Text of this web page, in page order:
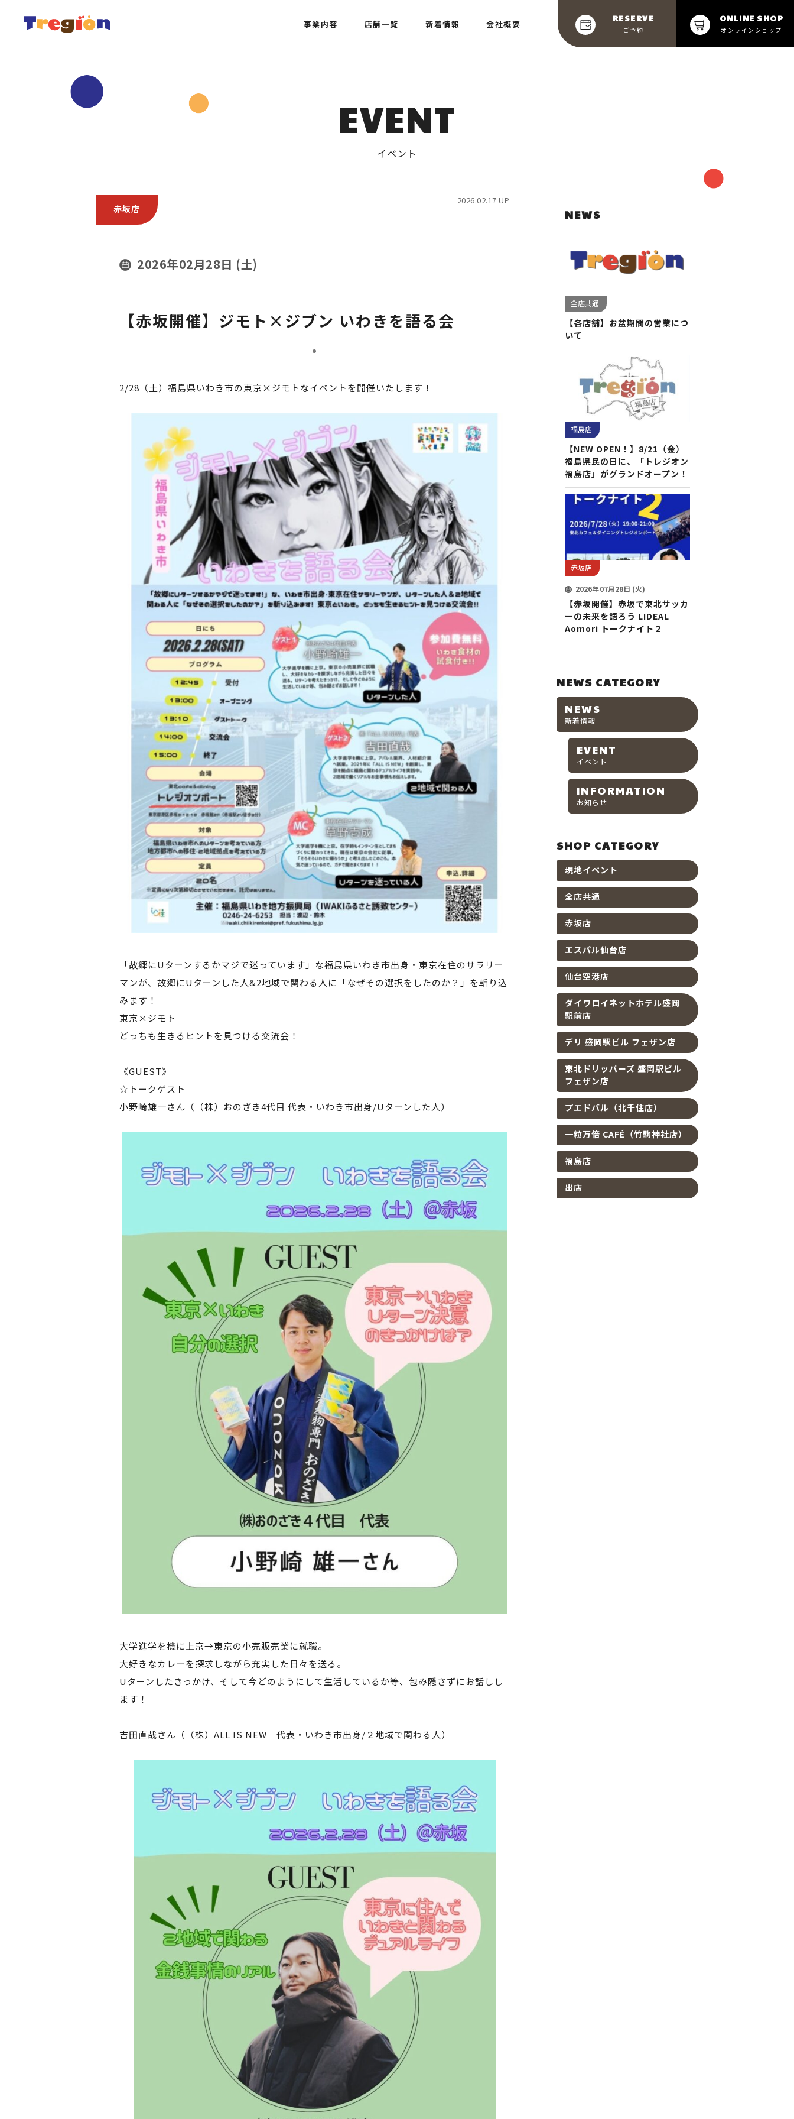
事業内容 店舗一覧 新着情報 会社概要 RESERVE
ご予約
ONLINE SHOP
オンラインショップ
EVENT
イベント
赤坂店
2026.02.17 UP
2026年02月28日 (土)
【赤坂開催】ジモト×ジブン いわきを語る会
2/28（土）福島県いわき市の東京×ジモトなイベントを開催いたします！
「故郷にUターンするかマジで迷っています」な福島県いわき市出身・東京在住のサラリー
マンが、故郷にUターンした人&2地域で関わる人に「なぜその選択をしたのか？」を斬り込
みます！
東京×ジモト
どっちも生きるヒントを見つける交流会！
《GUEST》
☆トークゲスト
小野崎雄一さん（（株）おのざき4代目 代表・いわき市出身/Uターンした人）
大学進学を機に上京→東京の小売販売業に就職。
大好きなカレーを探求しながら充実した日々を送る。
Uターンしたきっかけ、そして今どのようにして生活しているか等、包み隠さずにお話しし
ます！
吉田直哉さん（（株）ALL IS NEW 代表・いわき市出身/２地域で関わる人）
NEWS
全店共通
【各店舗】お盆期間の営業につ
いて
福島店
【NEW OPEN！】8/21（金）
福島県民の日に、「トレジオン
福島店」がグランドオープン！
赤坂店
2026年07月28日 (火)
【赤坂開催】赤坂で東北サッカ
ーの未来を語ろう LIDEAL
Aomori トークナイト２
NEWS CATEGORY
NEWS
新着情報
EVENT
イベント
INFORMATION
お知らせ
SHOP CATEGORY
現地イベント
全店共通
赤坂店
エスパル仙台店
仙台空港店
ダイワロイネットホテル盛岡
駅前店
デリ 盛岡駅ビル フェザン店
東北ドリッパーズ 盛岡駅ビル
フェザン店
プエドバル（北千住店）
一粒万倍 CAFÉ（竹駒神社店）
福島店
出店